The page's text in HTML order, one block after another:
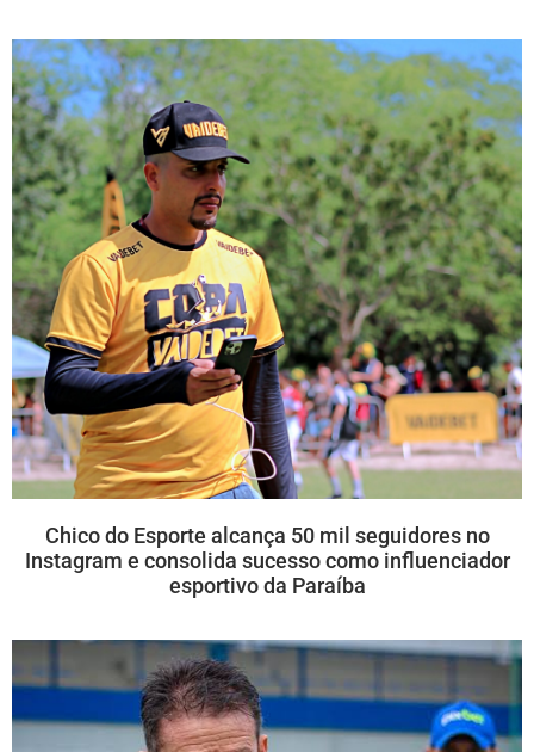
Chico do Esporte alcança 50 mil seguidores no
Instagram e consolida sucesso como influenciador
esportivo da Paraíba